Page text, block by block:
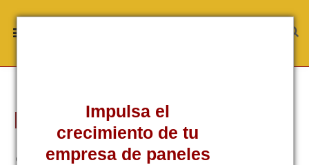
Impulsa el
crecimiento de tu
empresa de paneles
¿Qué son los parques